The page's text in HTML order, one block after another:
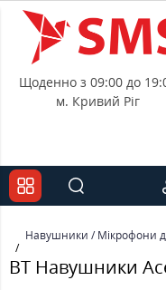
Щоденно з 09:00 до
м. Кривий Ріг
Навушники / Мікрофони
BT Навушники